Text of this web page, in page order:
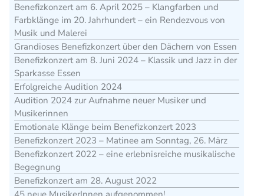
Benefizkonzert am 6. April 2025 – Klangfarben und
Farbklänge im 20. Jahrhundert – ein Rendezvous von
Musik und Malerei
Grandioses Benefizkonzert über den Dächern von Essen
Benefizkonzert am 8. Juni 2024 – Klassik und Jazz in der
Sparkasse Essen
Erfolgreiche Audition 2024
Audition 2024 zur Aufnahme neuer Musiker und
Musikerinnen
Emotionale Klänge beim Benefizkonzert 2023
Benefizkonzert 2023 – Matinee am Sonntag, 26. März
Benefizkonzert 2022 – eine erlebnisreiche musikalische
Begegnung
Benefizkonzert am 28. August 2022